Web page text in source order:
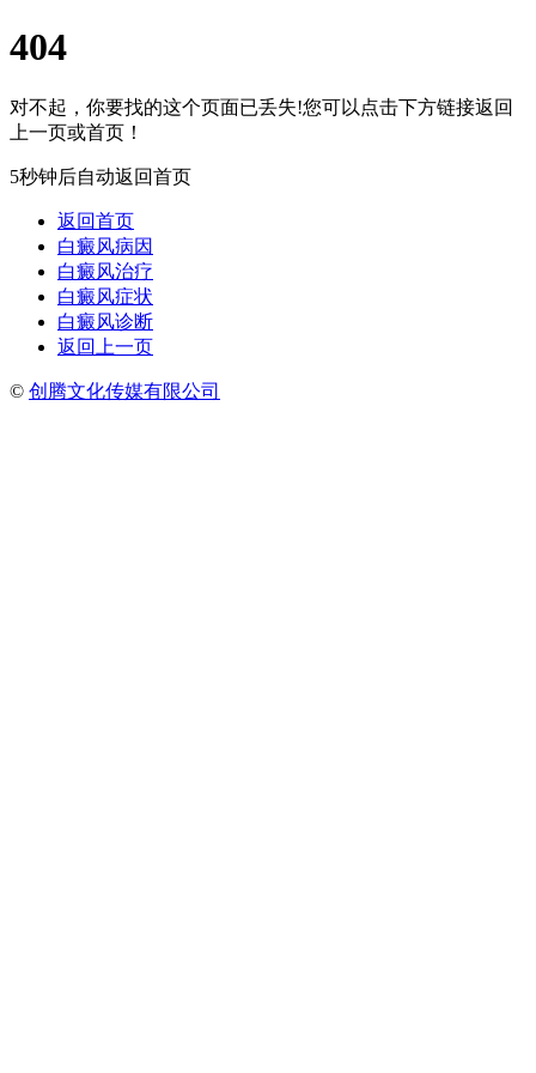
404
对不起，你要找的这个页面已丢失!您可以点击下方链接返回
上一页或首页！
5秒钟后自动返回首页
返回首页
白癜风病因
白癜风治疗
白癜风症状
白癜风诊断
返回上一页
© 创腾文化传媒有限公司